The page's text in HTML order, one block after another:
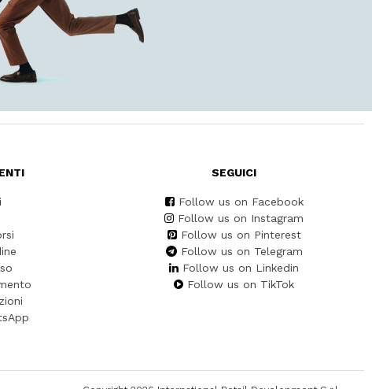
SEGUICI
Follow us on Facebook
Follow us on Instagram
Follow us on Pinterest
Follow us on Telegram
Follow us on Linkedin
Follow us on TikTok